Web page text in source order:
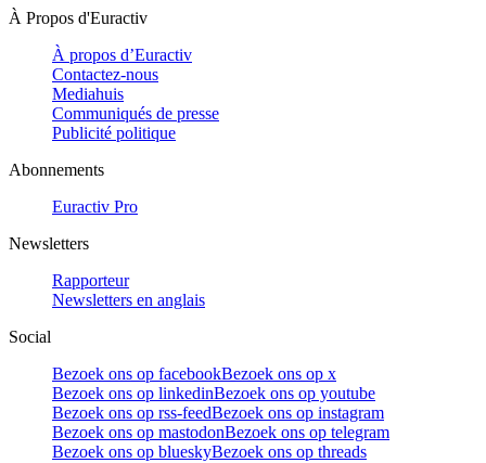
À Propos d'Euractiv
À propos d’Euractiv
Contactez-nous
Mediahuis
Communiqués de presse
Publicité politique
Abonnements
Euractiv Pro
Newsletters
Rapporteur
Newsletters en anglais
Social
Bezoek ons op facebookBezoek ons op x
Bezoek ons op linkedinBezoek ons op youtube
Bezoek ons op rss-feedBezoek ons op instagram
Bezoek ons op mastodonBezoek ons op telegram
Bezoek ons op blueskyBezoek ons op threads